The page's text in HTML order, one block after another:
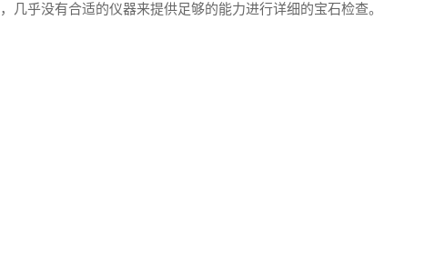
几乎没有合适的仪器来提供足够的能力进行详细的宝石检查。